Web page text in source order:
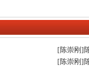
[陈崇刚]
[陈崇刚]